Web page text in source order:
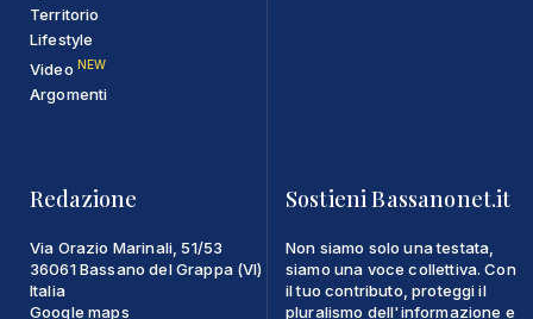
Territorio
Lifestyle
Video NEW
Argomenti
Redazione
Via Orazio Marinali, 51/53
36061 Bassano del Grappa (VI)
Italia
Google maps
Sostieni Bassanonet.it
Non siamo solo una testata,
siamo una voce collettiva. Con
il tuo contributo, proteggi il
pluralismo dell'informazione e